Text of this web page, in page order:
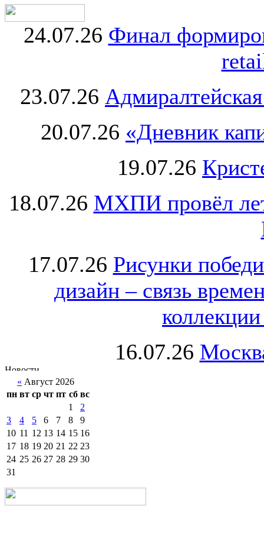
24.07.26 Финал
23.07.26
20.07.26 «Дневник
19.07.26
18.07.26 МХПИ провёл
17.07.26 Рисунки
дизайн – связь
16.07.26
« Август 2026
пн вт ср чт пт сб вс
1
2
3
4 5 6 7 8
9
10 11 12 13 14 15 16
17 18 19 20 21 22 23
24 25 26 27 28 29 30
31